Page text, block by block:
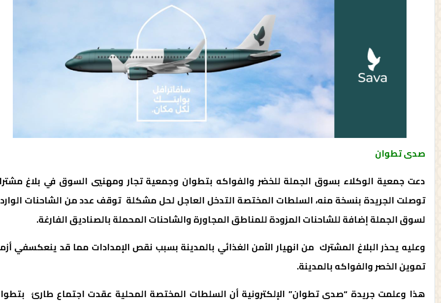
صدى تطوان
دعت جمعية الوكلاء بسوق الجملة للخضر والفواكه بتطوان وجمعية تجار ومهنيي السوق في بلاغ
توصلت الجريدة بنسخة منه، السلطات المختصة التدخل العاجل لحل مشكلة توقف عدد من الشاحنات
لسوق الجملة إضافة للشاحنات المزودة للمناطق المجاورة والشاحنات المحملة بالصناديق الفارغة.
وعليه يحذر البلاغ المشترك من انهيار الأمن الغذائي بالمدينة بسبب نقص الإمدادات مما قد ينعكسفي
تموين الخصر والفواكه بالمدينة.
هذا وعلمت جريدة “صدى تطوان” الإلكترونية أن السلطات المختصة المحلية عقدت اجتماع طارئ